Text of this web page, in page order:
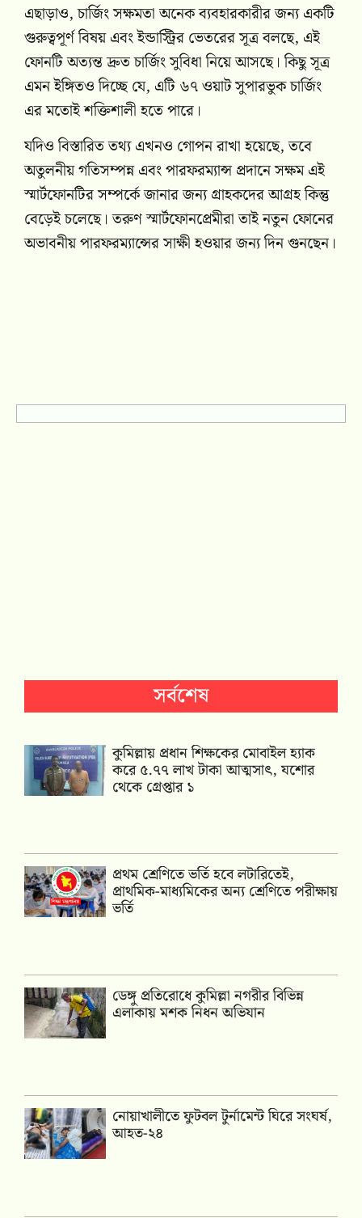
এছাড়াও, চার্জিং সক্ষমতা অনেক ব্যবহারকারীর জন্য একটি
গুরুত্বপূর্ণ বিষয় এবং ইন্ডাস্ট্রির ভেতরের সূত্র বলছে, এই
ফোনটি অত্যন্ত দ্রুত চার্জিং সুবিধা নিয়ে আসছে। কিছু সূত্র
এমন ইঙ্গিতও দিচ্ছে যে, এটি ৬৭ ওয়াট সুপারভুক চার্জিং
এর মতোই শক্তিশালী হতে পারে।
যদিও বিস্তারিত তথ্য এখনও গোপন রাখা হয়েছে, তবে
অতুলনীয় গতিসম্পন্ন এবং পারফরম্যান্স প্রদানে সক্ষম এই
স্মার্টফোনটির সম্পর্কে জানার জন্য গ্রাহকদের আগ্রহ কিন্তু
বেড়েই চলেছে। তরুণ স্মার্টফোনপ্রেমীরা তাই নতুন ফোনের
অভাবনীয় পারফরম্যান্সের সাক্ষী হওয়ার জন্য দিন গুনছেন।
সর্বশেষ
কুমিল্লায় প্রধান শিক্ষকের মোবাইল হ্যাক
করে ৫.৭৭ লাখ টাকা আত্মসাৎ, যশোর
থেকে গ্রেপ্তার ১
প্রথম শ্রেণিতে ভর্তি হবে লটারিতেই,
প্রাথমিক-মাধ্যমিকের অন্য শ্রেণিতে পরীক্ষায়
ভর্তি
ডেঙ্গু প্রতিরোধে কুমিল্লা নগরীর বিভিন্ন
এলাকায় মশক নিধন অভিযান
নোয়াখালীতে ফুটবল টুর্নামেন্ট ঘিরে সংঘর্ষ,
আহত-২৪